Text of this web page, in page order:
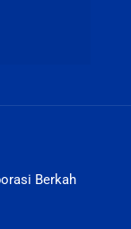
Berkah